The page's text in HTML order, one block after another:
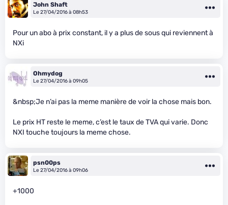
John Shaft
Le 27/04/2016 à 08h53
Pour un abo à prix constant, il y a plus de sous qui reviennent à
NXi
Ohmydog
Le 27/04/2016 à 09h05
&nbsp;Je n’ai pas la meme manière de voir la chose mais bon.
Le prix HT reste le meme, c’est le taux de TVA qui varie. Donc
NXI touche toujours la meme chose.
psn00ps
Le 27/04/2016 à 09h06
+1000